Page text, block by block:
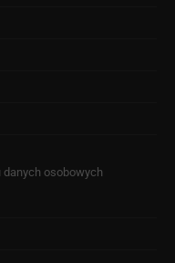
osobowych